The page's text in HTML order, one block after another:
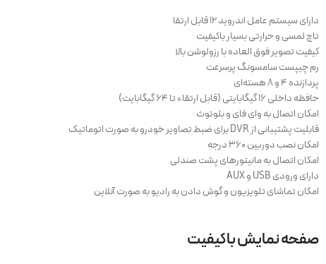
دارای سیستم عامل اندروید ۱۲ قابل ارتقا
تاچ لمسی و حرارتی بسیار باکیفیت
کیفیت تصویر فوق العاده با رزولوشن بالا
رم چیپست سامسونگ پرسرعت
پردازنده ۴ و ۸ هسته‌ای
حافظه داخلی ۱۶ گیگابایتی (قابل ارتقاء تا ۶۴ گیگابایت)
امکان اتصال به وای فای و بلوتوث
قابلیت پشتیبانی از DVR برای ضبط تصاویر خودرو به صورت اتوماتیک
امکان نصب دوربین ۳۶۰ درجه
امکان اتصال به مانیتورهای پشت صندلی
دارای ورودی USB و AUX
امکان تماشای تلویزیون و گوش دادن به رادیو به صورت آنلاین
صفحه نمایش باکیفیت